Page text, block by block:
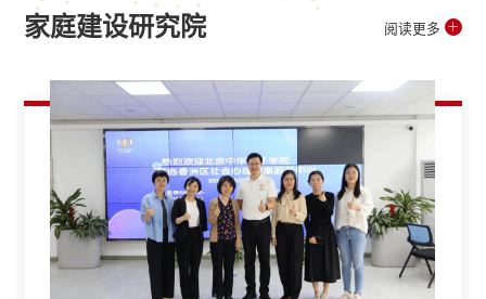
凝心聚力 协同育人
2026年5月20日，儿童发展与教育学院以腾讯会议形式召开教育硕士
校外导师工作会，会议由儿童发展与教育学...
家庭建设研究院 阅读更多